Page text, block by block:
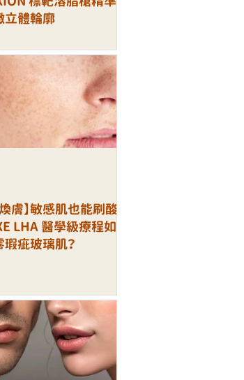
立體輪廓
膚】敏感肌也能刷酸！
LHA 醫學級療程如何
疵玻璃肌？